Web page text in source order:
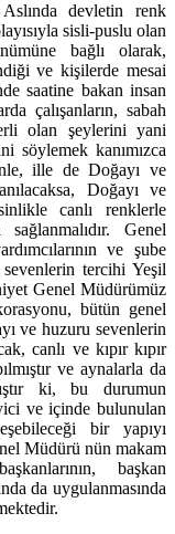
devletin renk
sisli-puslu olan
bağlı olarak,
ve kişilerde mesai
saatine bakan insan
çalışanların, sabah
olan şeylerini yani
söylemek kanımızca
ille de Doğayı ve
Doğayı ve
canlı renklerle
Genel
ve şube
tercihi Yeşil
Genel Müdürümüz
bütün genel
ve huzuru sevenlerin
canlı ve kıpır kıpır
ve aynalarla da
ki, bu durumun
ve içinde bulunulan
bir yapıyı
Müdürü nün makam
başkan
da uygulanmasında